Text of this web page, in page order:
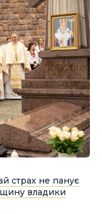
страх не панує
владики